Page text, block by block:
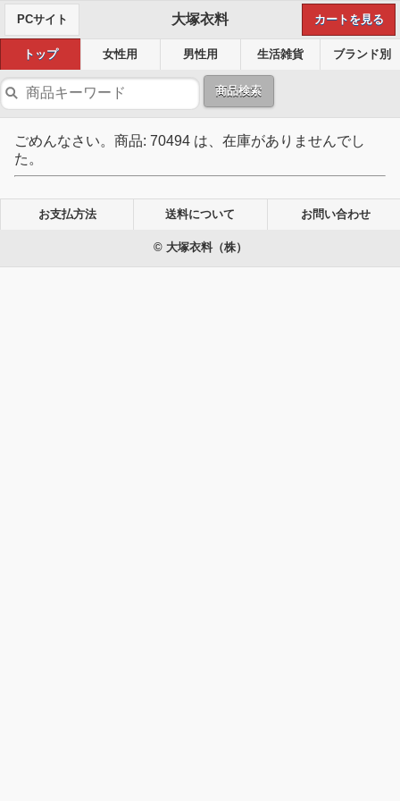
PCサイト 大塚衣料 カートを見る
トップ 女性用 男性用 生活雑貨 ブランド別
商品検索
ごめんなさい。商品: 70494 は、在庫がありませんでし
た。
お支払方法 送料について お問い合わせ
© 大塚衣料（株）